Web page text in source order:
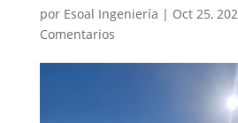
por Esoal Ingeniería | Oct 25,
Comentarios